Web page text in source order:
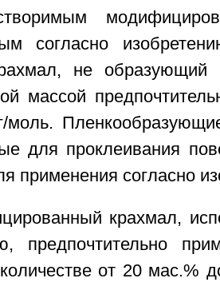
согласно
не образующий
массой
моль.
для проклеивания
применения согласно
крахмал,
предпочтительно
от 20 мас.%